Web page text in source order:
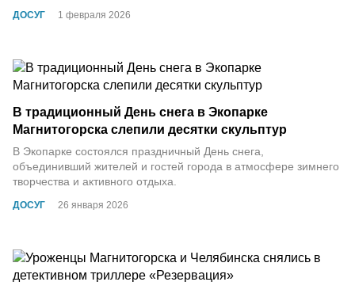
ДОСУГ 1 февраля 2026
ДОСУГ 26 января 2026
В традиционный День снега в Экопарке
Магнитогорска слепили десятки скульптур
В Экопарке состоялся праздничный День снега,
объединивший жителей и гостей города в атмосфере зимнего
творчества и активного отдыха.